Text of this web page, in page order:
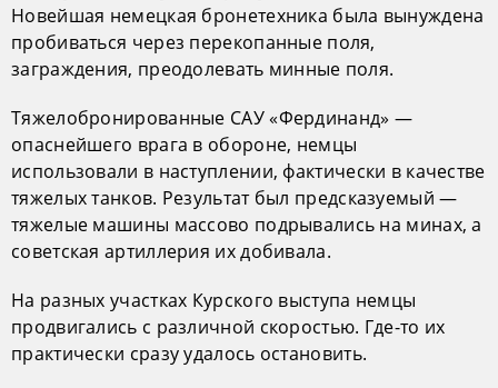
Новейшая немецкая бронетехника была вынуждена
пробиваться через перекопанные поля,
заграждения, преодолевать минные поля.
Тяжелобронированные САУ «Фердинанд» —
опаснейшего врага в обороне, немцы
использовали в наступлении, фактически в качестве
тяжелых танков. Результат был предсказуемый —
тяжелые машины массово подрывались на минах, а
советская артиллерия их добивала.
На разных участках Курского выступа немцы
продвигались с различной скоростью. Где-то их
практически сразу удалось остановить.